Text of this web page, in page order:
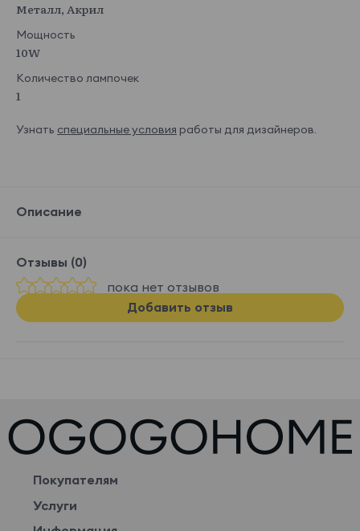
Металл, Акрил
Мощность
10W
Количество лампочек
1
Узнать специальные условия работы для дизайнеров.
Описание
Отзывы (0)
пока нет отзывов
Добавить отзыв
Покупателям
Услуги